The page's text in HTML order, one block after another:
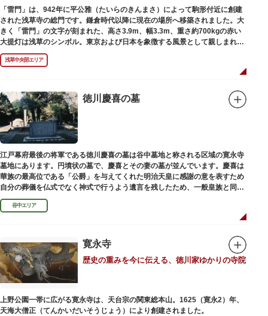
「雷門」は、942年に平公雅（たいらのきんまさ）によって駒形付近に創建
された浅草寺の総門です。鎌倉時代以降に現在の場所へ移築されました。大
きく「雷門」の文字が刻まれた、高さ3.9m、幅3.3m、重さ約700kgの赤い
大提灯は浅草のシンボル。東京および日本を象徴する風景として親しまれ、
フォトスポットとしても国内外の観光客を魅了し続けています。
提灯の底部に施された見事な龍の彫刻や、門の北側（風神雷神の背後）に安
置されている浅草寺の護法善神「天龍像」と「金龍像」も見どころ。正式名
ます。日没から23時頃までは雷門や浅草寺がライトアップされ、昼間とは違
った荘厳な雰囲気に包まれます。
何度も焼失と再建を繰り返し、現在の雷門は1960年に松下電器産業（現パナ
ソニック）の松下幸之助氏の寄進により再建されたものです。
浅草中央部エリア
徳川慶喜の墓
江戸幕府最後の将軍である徳川慶喜の墓は谷中墓地と称される区域の寛永寺
墓地にあります。円墳状の墓で、慶喜とその妻の墓が並んでいます。慶喜は
華族の最高位である「公爵」を与えてくれた明治天皇に感謝の意を表すため
自分の葬儀を仏式でなく神式で行うよう遺言を残したため、一般皇族と同じ
ような円墳が建てられました。
谷中エリア
寛永寺
歴史の重みを今に伝える、徳川家ゆかりの寺院
上野公園一帯に広がる寛永寺は、天台宗の関東総本山。1625（寛永2）年、
天海大僧正（てんかいだいそうじょう）により創建されました。